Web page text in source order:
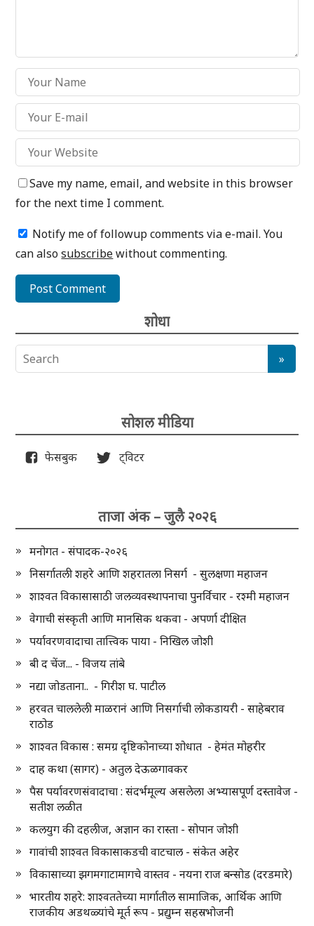
Save my name, email, and website in this browser
for the next time I comment.
Notify me of followup comments via e-mail. You
can alsosubscribewithout commenting.
शोधा
सोशल मीडिया
फेसबुक ट्विटर
ताजा अंक – जुलै २०२६
मनोगत - संपादक-२०२६
निसर्गातली शहरे आणि शहरातला निसर्ग - सुलक्षणा महाजन
शाश्वत विकासासाठी जलव्यवस्थापनाचा पुनर्विचार - रश्मी महाजन
वेगाची संस्कृती आणि मानसिक थकवा - अपर्णा दीक्षित
पर्यावरणवादाचा तात्त्विक पाया - निखिल जोशी
बी द चेंज... - विजय तांबे
नद्या जोडताना.. - गिरीश घ. पाटील
हरवत चाललेली माळरानं आणि निसर्गाची लोकडायरी - साहेबराव
राठोड
शाश्वत विकास : समग्र दृष्टिकोनाच्या शोधात - हेमंत मोहरीर
दाह कथा (सागर) - अतुल देऊळगावकर
पैस पर्यावरणसंवादाचा : संदर्भमूल्य असलेला अभ्यासपूर्ण दस्तावेज -
सतीश लळीत
कलयुग की दहलीज, अज्ञान का रास्ता - सोपान जोशी
गावांची शाश्वत विकासाकडची वाटचाल - संकेत अहेर
विकासाच्या झगमगाटामागचे वास्तव - नयना राज बन्सोड (दरडमारे)
भारतीय शहरे: शाश्वततेच्या मार्गातील सामाजिक, आर्थिक आणि
राजकीय अडथळ्यांचे मूर्त रूप - प्रद्युम्न सहस्रभोजनी